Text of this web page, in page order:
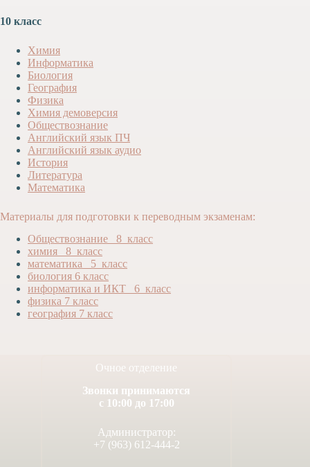
10 класс
Химия
Информатика
Биология
География
Физика
Химия демоверсия
Обществознание
Английский язык ПЧ
Английский язык аудио
История
Литература
Математика
Материалы для подготовки к переводным экзаменам:
Обществознание _8_класс
химия _8_класс
математика _5_класс
биология 6 класс
информатика и ИКТ _6_класс
физика 7 класс
география 7 класс
Очное отделение
Звонки принимаются
с 10:00 до 17:00
Администратор:
+7 (963) 612-444-2